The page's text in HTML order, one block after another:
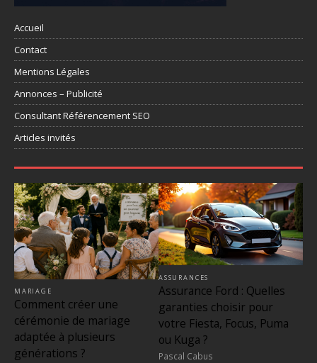
Accueil
Contact
Mentions Légales
Annonces – Publicité
Consultant Référencement SEO
Articles invités
MARIAGE
Comment créer une
cérémonie de mariage
adaptée à plusieurs
générations ?
ASSURANCES
Assurance Ford : Quelles
garanties choisir pour
votre Fiesta, Focus, Puma
ou Kuga ?
Pascal Cabus